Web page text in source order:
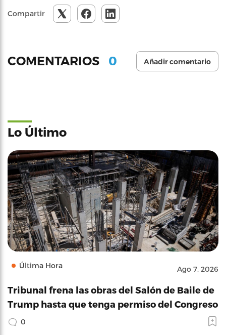
Compartir
COMENTARIOS 0 Añadir comentario
Lo Último
Última Hora Ago 7, 2026
Tribunal frena las obras del Salón de Baile de
Trump hasta que tenga permiso del Congreso
0